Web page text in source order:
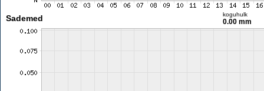
Sademed koguhulk
0.00 mm